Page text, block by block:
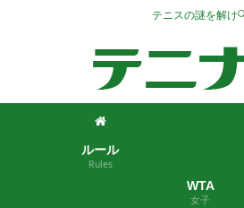
テニスの謎を解け
ルール
Rules
WTA
女子